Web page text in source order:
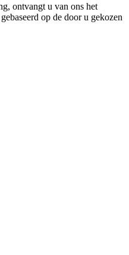
ontvangt u van ons het
op de door u gekozen